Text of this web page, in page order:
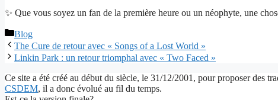
✨ Que vous soyez un fan de la première heure ou un néophyte, une
Catégories
Blog
The Cure de retour avec « Songs of a Lost World »
Linkin Park : un retour triomphal avec « Two Faced »
Ce site a été créé au début du siècle, le 31/12/2001, pour proposer des
CSDEM, il a donc évolué au fil du temps.